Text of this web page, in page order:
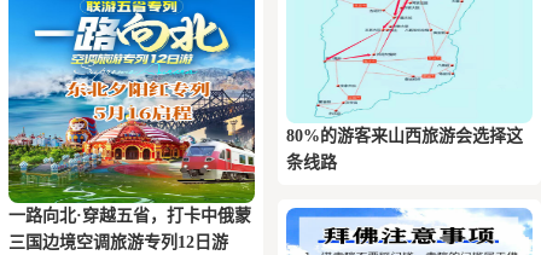
一路向北·穿越五省，打卡中俄蒙
三国边境空调旅游专列12日游
80%的游客来山西旅游会选择这
条线路